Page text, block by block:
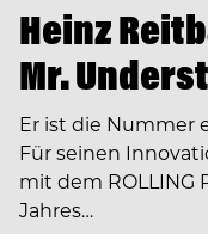
Heinz
Mr.
Er ist die Nummer
Für seinen
mit dem ROLLING
Jahres…